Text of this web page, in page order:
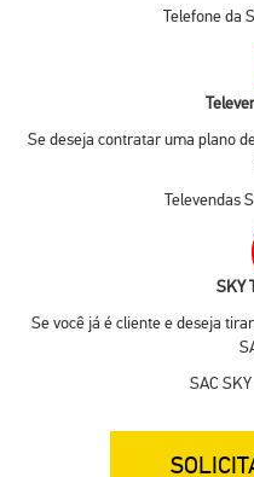
Telefone da
Se deseja contratar uma plano
Televendas
SKY
Se você já é cliente e deseja
SAC